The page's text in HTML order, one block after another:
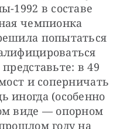
1992 в составе
чемпионка
попытаться
в 49
и соперничать
иногда (особенно
виде — опорном
году на